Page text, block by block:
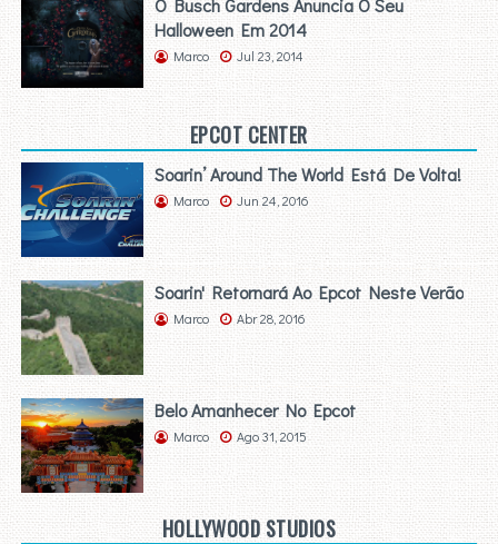
Halloween Em 2014
Marco Jul 23, 2014
EPCOT CENTER
Soarin’ Around The World Está De Volta!
Marco Jun 24, 2016
Soarin' Retornará Ao Epcot Neste Verão
Marco Abr 28, 2016
Belo Amanhecer No Epcot
Marco Ago 31, 2015
HOLLYWOOD STUDIOS